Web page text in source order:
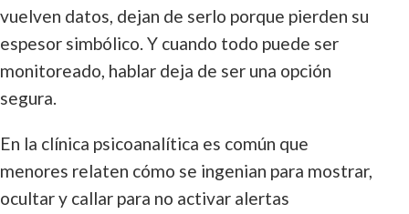
vuelven datos, dejan de serlo porque pierden su
espesor simbólico. Y cuando todo puede ser
monitoreado, hablar deja de ser una opción
segura.
En la clínica psicoanalítica es común que
menores relaten cómo se ingenian para mostrar,
ocultar y callar para no activar alertas